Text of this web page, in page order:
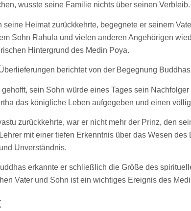
wusste seine Familie nichts über seinen Verbleib.
Heimat zurückkehrte, begegnete er seinem
Sohn Rahula und vielen anderen Angehörigen
Hintergrund des Medin Poya.
berichtet von der Begegnung
sein Sohn würde eines Tages sein
das königliche Leben aufgegeben und einen
zurückkehrte, war er nicht mehr der Prinz, den
mit einer tiefen Erkenntnis über das Wesen des
Unverständnis.
erkannte er schließlich die Größe des
Vater und Sohn ist ein wichtiges Ereignis des